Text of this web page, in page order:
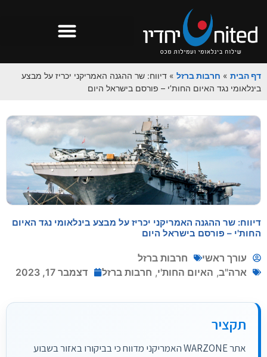
דף הבית » חרבות ברזל » דיווח: שר ההגנה האמריקני יכריז על מבצע
בינלאומי נגד האיום החות’י – פורסם בישראל היום
דיווח: שר ההגנה האמריקני יכריז על מבצע בינלאומי נגד האיום
החות'י – פורסם בישראל היום
עורך ראשי
חרבות ברזל
ארה"ב, האיום החות'י, חרבות ברזל דצמבר 17, 2023
תקציר
אתר WARZONE האמריקני מדווח כי בביקורו באזור בשבוע